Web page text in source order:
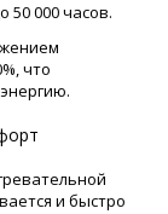
50 000 часов.
что
и быстро